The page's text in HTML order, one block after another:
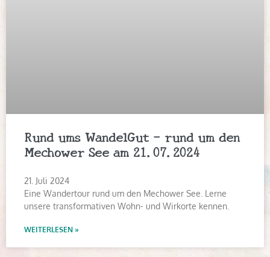
Rund ums WandelGut – rund um den
Mechower See am 21.07.2024
21. Juli 2024
Eine Wandertour rund um den Mechower See. Lerne
unsere transformativen Wohn- und Wirkorte kennen.
WEITERLESEN »